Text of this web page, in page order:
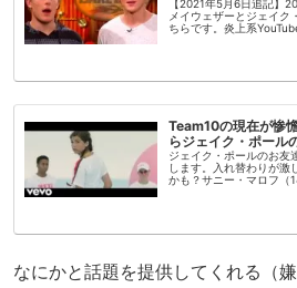
【2021年5月6日追記】
メイウェザーとジェイク
ちらです。炎上系
Team10の現在が惨
らジェイク・ポール
ジェイク・ポールのお友
します。入れ替わりが激
かも？サニー・マロフ（
なにかと話題を提供してくれる（